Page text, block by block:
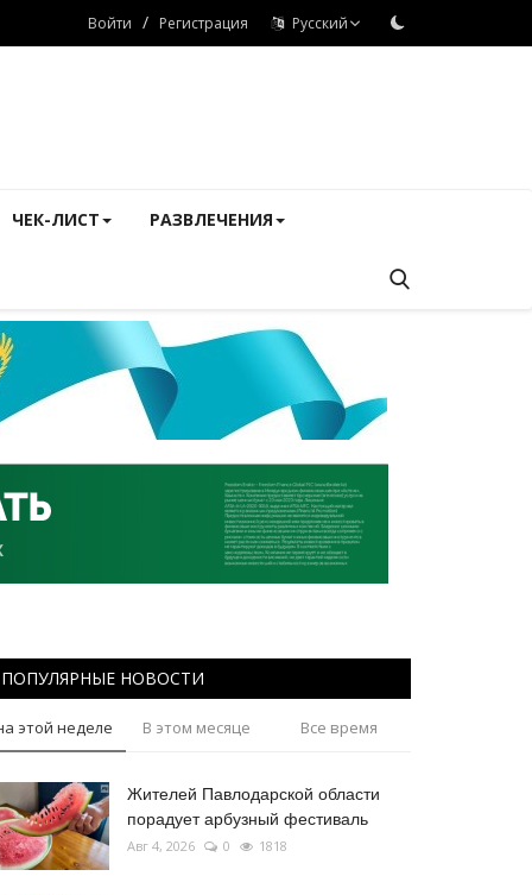
Войти / Регистрация Русский
ЧЕК-ЛИСТ РАЗВЛЕЧЕНИЯ
ПОПУЛЯРНЫЕ НОВОСТИ
этой неделе В этом месяце Все время
Жителей Павлодарской области
порадует арбузный фестиваль
Авг 4, 2026 0 1818